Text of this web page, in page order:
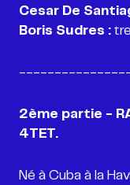
Cesar De
Boris Sudres :
2ème partie -
4TET.
Né à Cuba à la